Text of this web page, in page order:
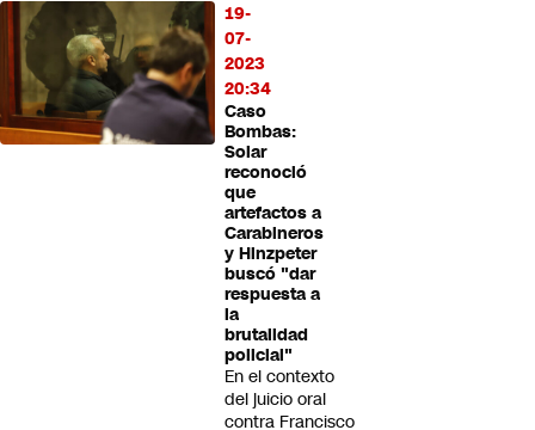
19-
07-
2023
20:34
Caso
Bombas:
Solar
reconoció
que
artefactos a
Carabineros
y Hinzpeter
buscó "dar
respuesta a
la
brutalidad
policial"
En el contexto
del juicio oral
contra Francisco